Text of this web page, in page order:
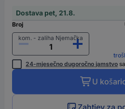
Dostava pet, 21.8.
Broj
kom. - zaliha Njemačka
24-mjesečno dugoročno jamstvo
U
Zahtjev za